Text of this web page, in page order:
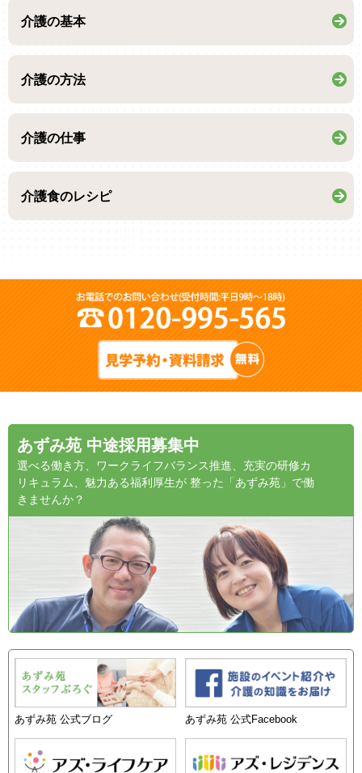
介護の基本
介護の方法
介護の仕事
介護食のレシピ
あずみ苑 中途採用募集中
選べる働き方、ワークライフバランス推進、充実の研修カ
リキュラム、魅力ある福利厚生が 整った「あずみ苑」で働
きませんか？
あずみ苑 公式ブログ あずみ苑 公式Facebook